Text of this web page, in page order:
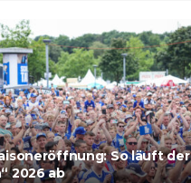
So läuft der
2026 ab